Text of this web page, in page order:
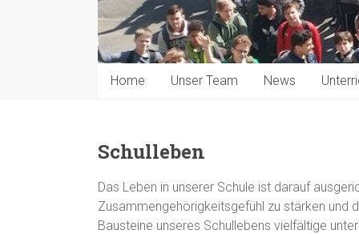
Home Unser Team News
Schulleben
Das Leben in unserer Schule ist darauf
Zusammengehörigkeitsgefühl zu stärken und
Bausteine unseres Schullebens vielfältige